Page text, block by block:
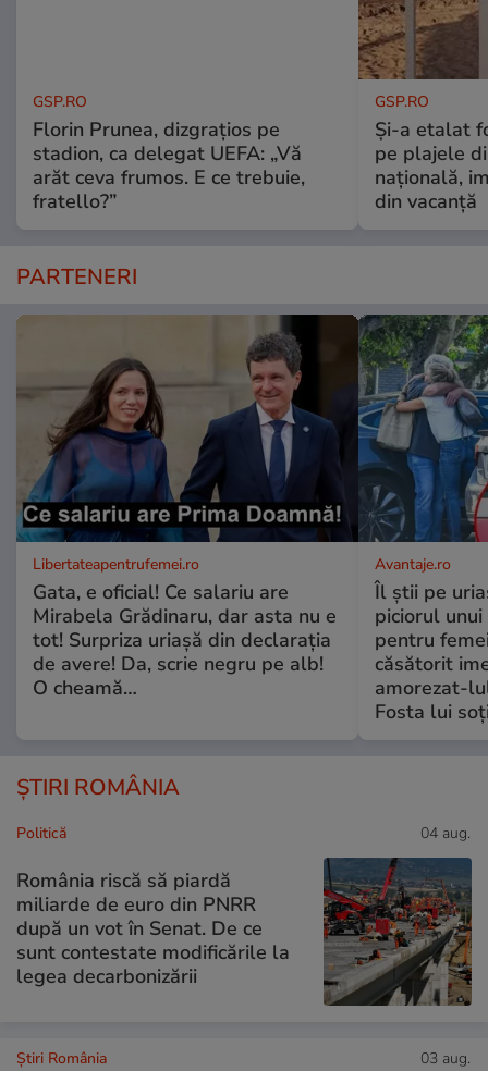
GSP.RO
Florin Prunea, dizgrațios pe
stadion, ca delegat UEFA: „Vă
arăt ceva frumos. E ce trebuie,
fratello?”
GSP.RO
Și-a etalat
pe plajele
națională,
din vacanță
PARTENERI
Libertateapentrufemei.ro
Gata, e oficial! Ce salariu are
Mirabela Grădinaru, dar asta nu e
tot! Surpriza uriașă din declarația
de avere! Da, scrie negru pe alb!
O cheamă…
Avantaje.ro
Îl știi pe
piciorul
pentru
căsătorit
amorezat-
Fosta lui
ȘTIRI ROMÂNIA
Politică 04 aug.
România riscă să piardă
miliarde de euro din PNRR
după un vot în Senat. De ce
sunt contestate modificările la
legea decarbonizării
Știri România 03 aug.